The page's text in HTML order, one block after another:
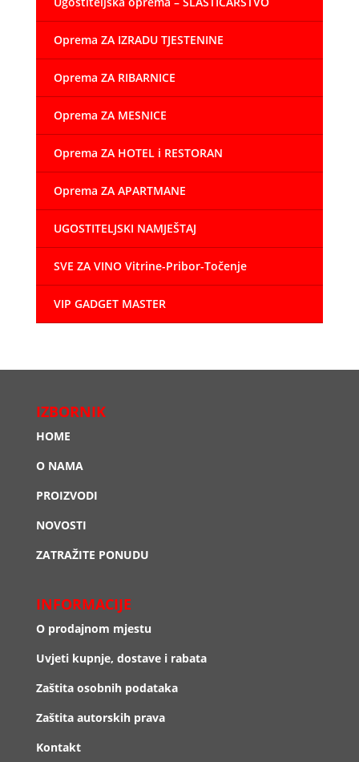
Oprema ZA IZRADU TJESTENINE
Oprema ZA RIBARNICE
Oprema ZA MESNICE
Oprema ZA HOTEL i RESTORAN
Oprema ZA APARTMANE
UGOSTITELJSKI NAMJEŠTAJ
SVE ZA VINO Vitrine-Pribor-Točenje
VIP GADGET MASTER
IZBORNIK
HOME
O NAMA
PROIZVODI
NOVOSTI
ZATRAŽITE PONUDU
INFORMACIJE
O prodajnom mjestu
Uvjeti kupnje, dostave i rabata
Zaštita osobnih podataka
Zaštita autorskih prava
Kontakt